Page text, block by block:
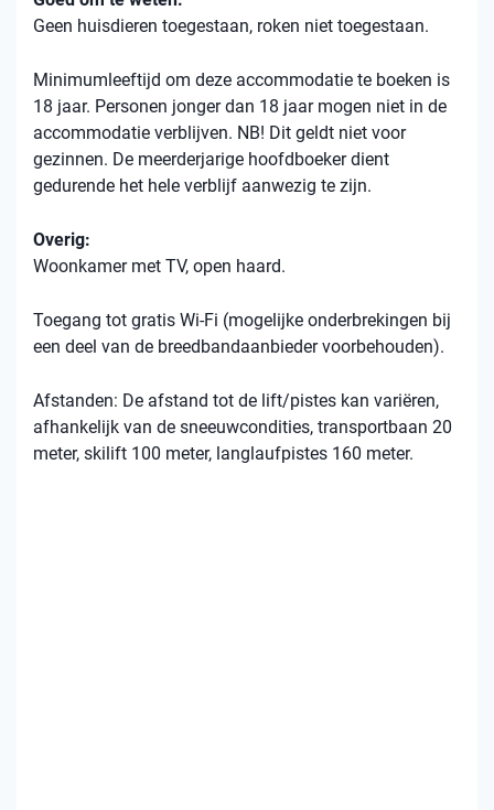
Geen huisdieren toegestaan, roken niet toegestaan.
Minimumleeftijd om deze accommodatie te boeken is
18 jaar. Personen jonger dan 18 jaar mogen niet in de
accommodatie verblijven. NB! Dit geldt niet voor
gezinnen. De meerderjarige hoofdboeker dient
gedurende het hele verblijf aanwezig te zijn.
Overig:
Woonkamer met TV, open haard.
Toegang tot gratis Wi-Fi (mogelijke onderbrekingen bij
een deel van de breedbandaanbieder voorbehouden).
Afstanden: De afstand tot de lift/pistes kan variëren,
afhankelijk van de sneeuwcondities, transportbaan 20
meter, skilift 100 meter, langlaufpistes 160 meter.